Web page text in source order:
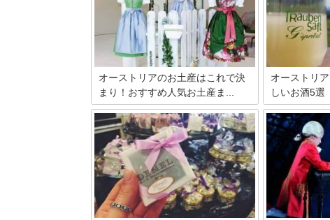
オーストリアのお土産はこれで決
まり！おすすめ人気お土産ま...
中部ヨーロッパに位置する音楽の都ウィ
ーンでお馴染みのオーストリア。ハプス
ブルク家が長年君臨した場所として歴史
ファンからも人気が高いですよね。そん
なオーストリアでゲットしたい人気のお
土産をまとめてみました。
オーストリ
しいお酒5選
1日中でもくつ
るところにあ
ストリアの首
しいし…、だ
り飲んでいる
しい食事もあ
あるのです。
しいお酒を5種